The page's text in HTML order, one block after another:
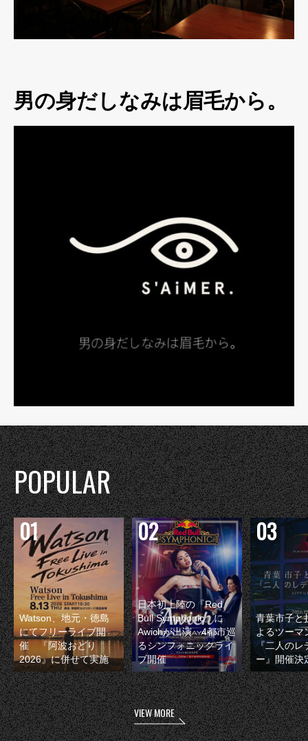
男の身だしなみは眉毛から。
POPULAR
Watson、地元・徳島
にてフリーライブ開
催 『阿波おどり
2026』に併せて実施
日本初上陸の『Red
Bull Symphonic』に
Awichが出演 4都市巡
るシンフォニックライ
ブ開催
青葉市子と
よるツーマ
『二人のレ
ー』開催決
VIEW MORE